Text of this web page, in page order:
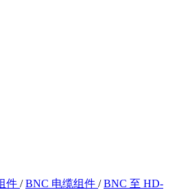
件 / BNC 电缆组件 / BNC 至 HD-